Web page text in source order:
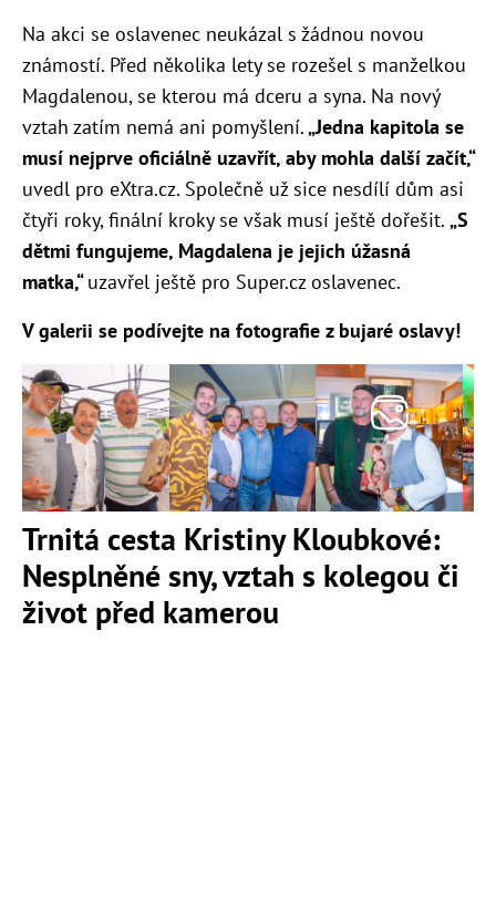
Na akci se oslavenec neukázal s žádnou novou
známostí. Před několika lety se rozešel s manželkou
Magdalenou, se kterou má dceru a syna. Na nový
vztah zatím nemá ani pomyšlení.„Jedna kapitola se
musí nejprve oficiálně uzavřít, aby mohla další začít,“
uvedl pro eXtra.cz. Společně už sice nesdílí dům asi
čtyři roky, finální kroky se však musí ještě dořešit. „S
dětmi fungujeme, Magdalena je jejich úžasná
matka,“uzavřel ještě pro Super.cz oslavenec.
V galerii se podívejte na fotografie z bujaré oslavy!
Trnitá cesta Kristiny Kloubkové:
Nesplněné sny, vztah s kolegou či
život před kamerou